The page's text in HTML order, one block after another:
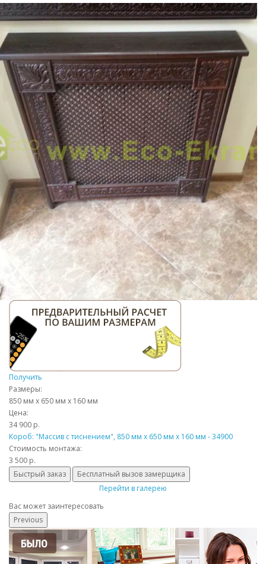
Получить
Размеры:
850 мм x 650 мм x 160 мм
Цена:
34 900 р.
Короб: "Массив с тиснением", 850 мм x 650 мм x 160 мм - 34900
Стоимость монтажа:
3 500 р.
Быстрый заказ
Бесплатный вызов замерщика
Перейти в галерею
Вас может заинтересовать
Previous